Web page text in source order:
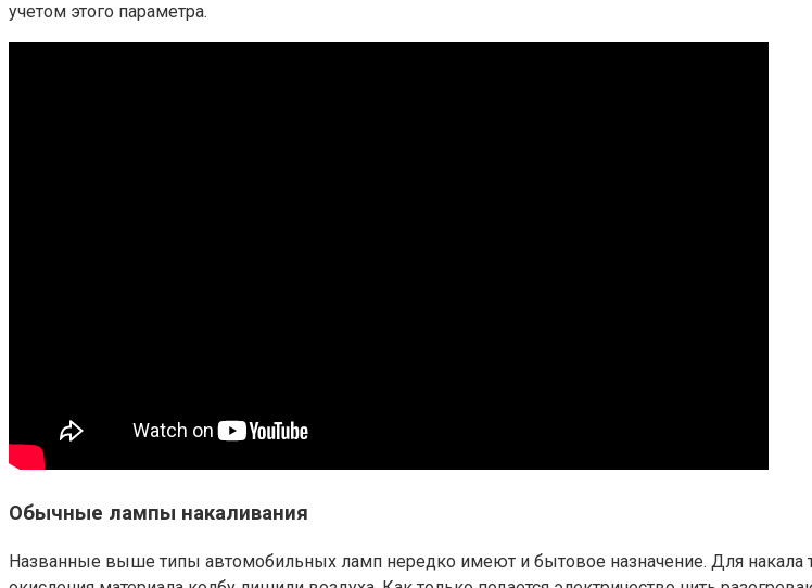
учетом этого параметра.
Обычные лампы накаливания
Названные выше типы автомобильных ламп нередко имеют и бытовое назначение. Для накала